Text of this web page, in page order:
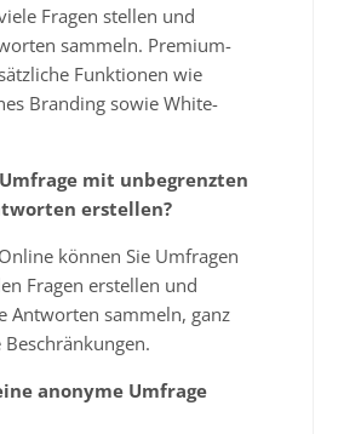
Fragen stellen und
sammeln. Premium-
Funktionen wie
Branding sowie White-
mit unbegrenzten
erstellen?
können Sie Umfragen
Fragen erstellen und
Antworten sammeln, ganz
anonyme Umfrage